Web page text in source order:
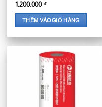
1.200.000₫
THÊM VÀO GIỎ HÀNG